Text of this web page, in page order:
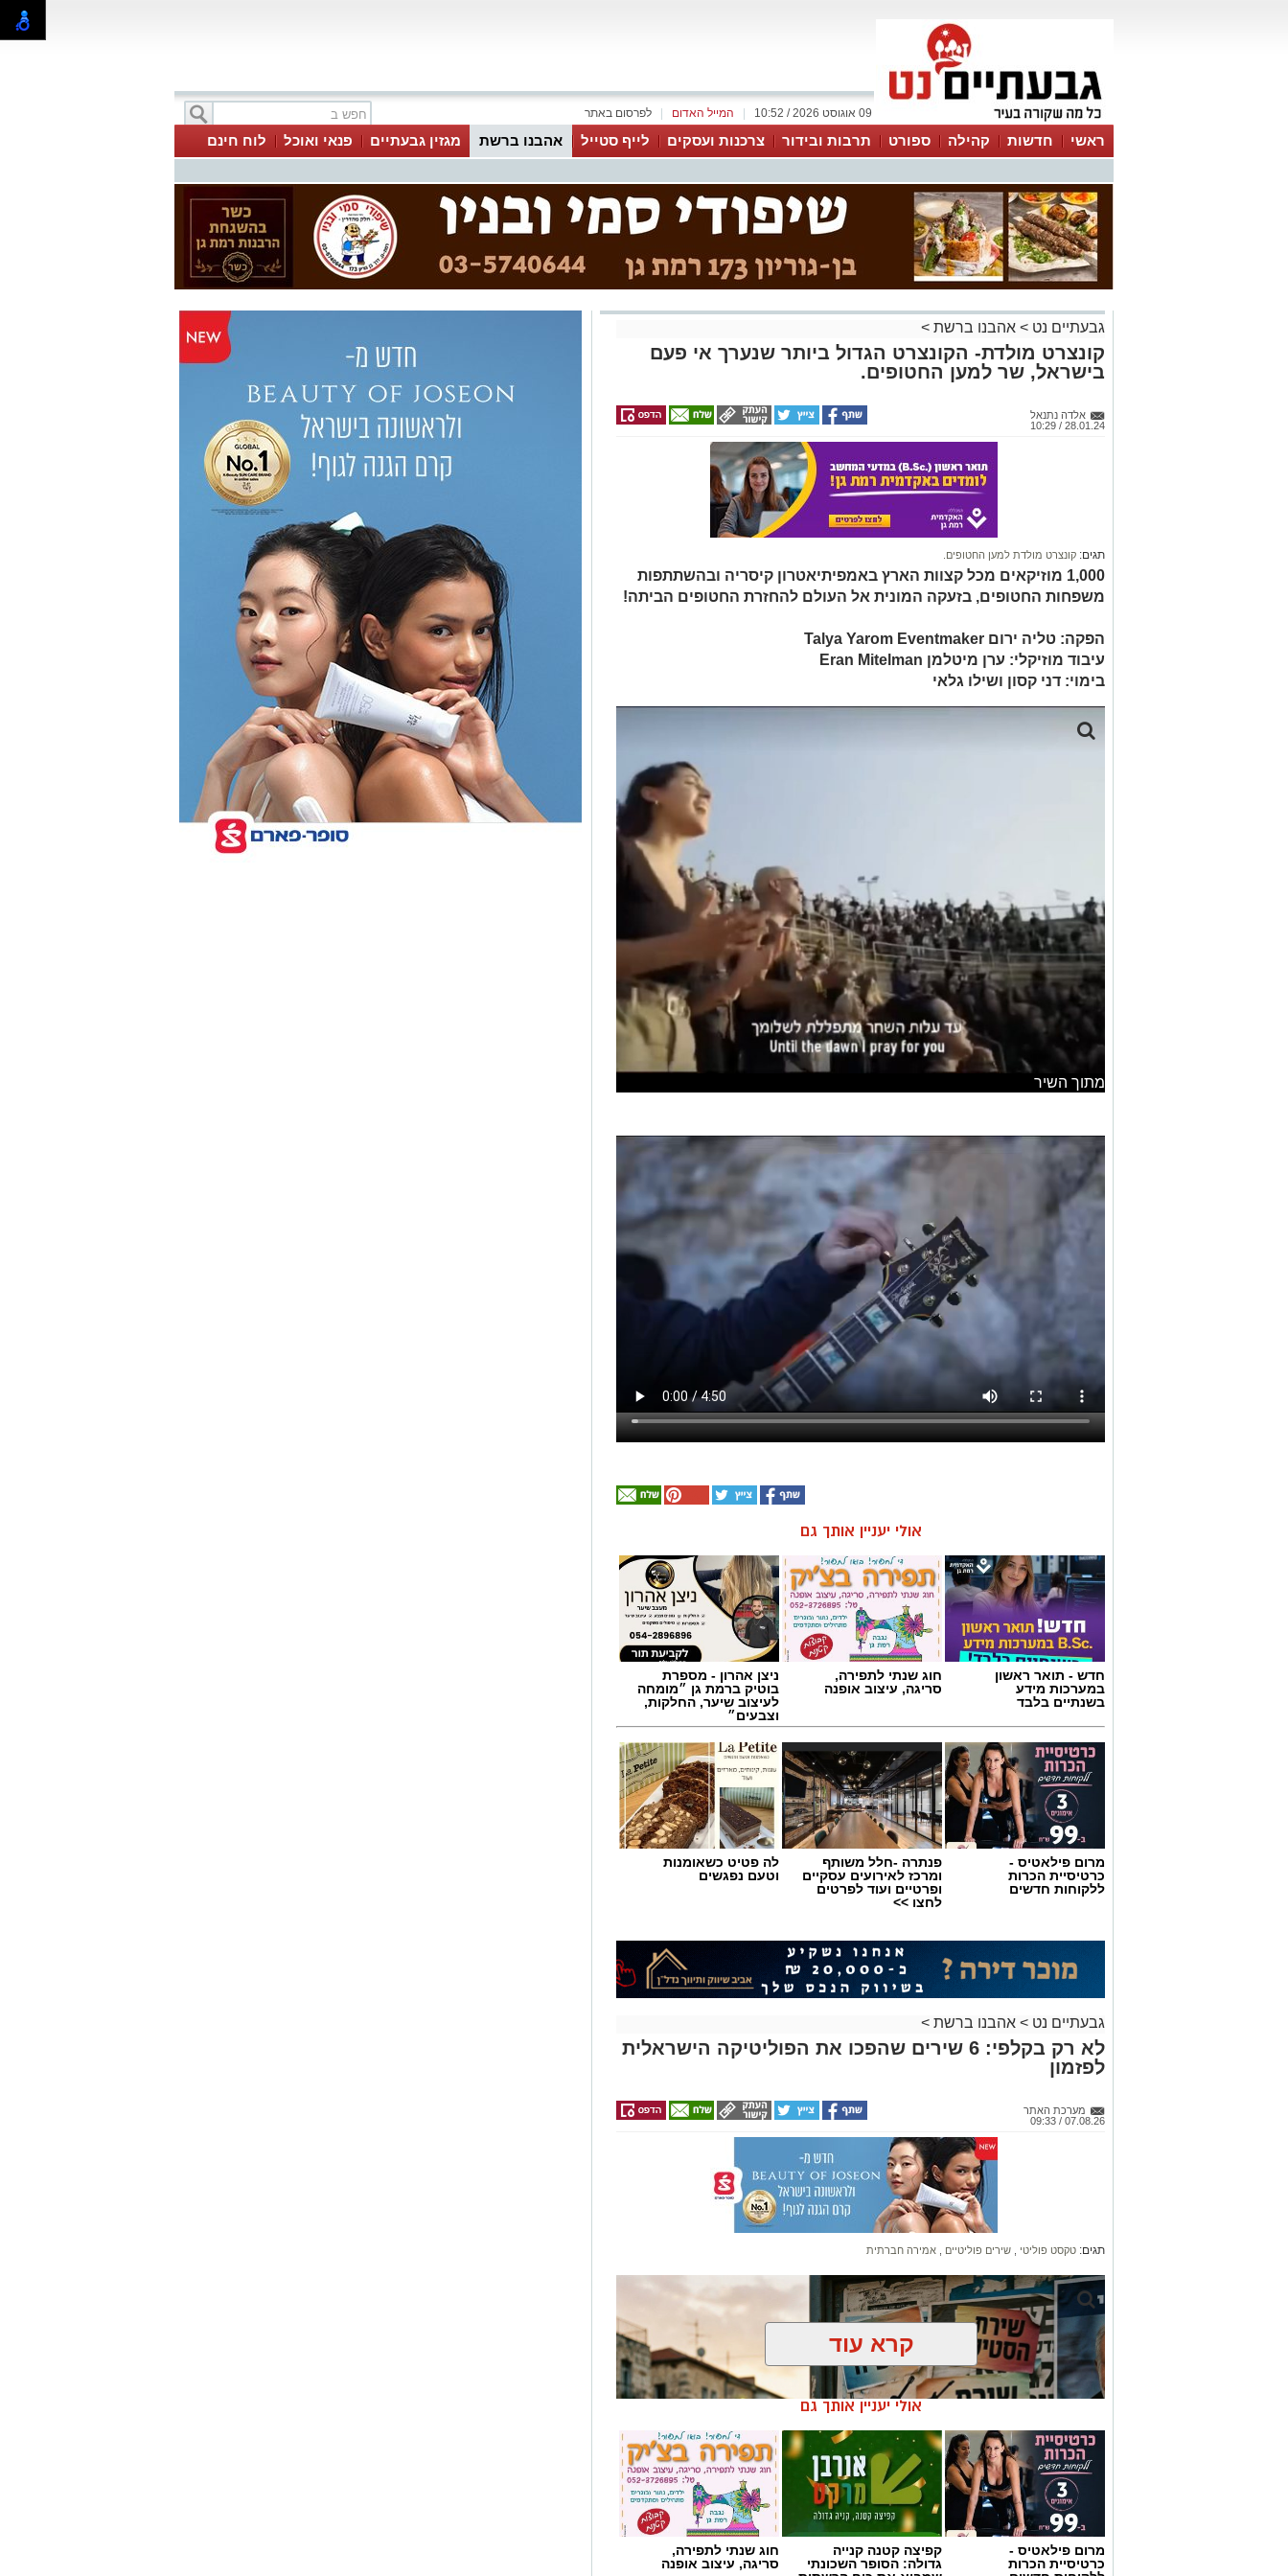
לפרסום באתר המייל האדום 09 אוגוסט 2026 / 10:52
ראשי חדשות קהילה ספורט תרבות ובידור צרכנות ועסקים לייף סטייל אהבנו ברשת מגזין גבעתיים פנאי ואוכל לוח חינם
גבעתיים נט > אהבנו ברשת >
קונצרט מולדת- הקונצרט הגדול ביותר שנערך אי פעם
בישראל, שר למען החטופים.
אלדה נתנאל
28.01.24 / 10:29
תגים: קונצרט מולדת למען החטופים.
1,000 מוזיקאים מכל קצוות הארץ באמפיתיאטרון קיסריה ובהשתתפות
משפחות החטופים, בזעקה המונית אל העולם להחזרת החטופים הביתה!
הפקה: טליה ירום Talya Yarom Eventmaker
עיבוד מוזיקלי: ערן מיטלמן Eran Mitelman
בימוי: דני קסון ושילו גלאי
מתוך השיר
אולי יעניין אותך גם
חדש - תואר ראשון
במערכות מידע
בשנתיים בלבד
חוג שנתי לתפירה,
סריגה, עיצוב אופנה
ניצן אהרון - מספרת
בוטיק ברמת גן ״מומחה
לעיצוב שיער, החלקות,
וצבעים״
מרום פילאטיס -
כרטיסיית הכרות
ללקוחות חדשים
פנתרה -חלל משותף
ומרכז לאירועים עסקיים
ופרטיים ועוד לפרטים
לחצו >>
לה פטיט כשאומנות
וטעם נפגשים
גבעתיים נט > אהבנו ברשת >
לא רק בקלפי: 6 שירים שהפכו את הפוליטיקה הישראלית
לפזמון
מערכת האתר
07.08.26 / 09:33
תגים: טקסט פוליטי שירים פוליטיים אמירה חברתית
קרא עוד
אולי יעניין אותך גם
מרום פילאטיס -
כרטיסיית הכרות
קפיצה קטנה קנייה
גדולה: הסופר השכונתי
חוג שנתי לתפירה,
סריגה, עיצוב אופנה